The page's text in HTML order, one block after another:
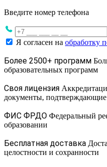
Введите номер телефона
Я согласен на обработку
Более 2500+ программ
образовательных программ
Своя лицензия
документы,
ФИС ФРДО Федеральный
образовании
Бесплатная доставка
целостности и сохранности